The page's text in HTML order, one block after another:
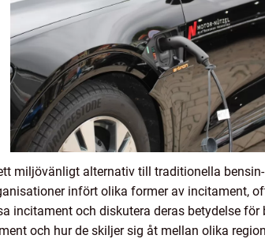
miljövänligt alternativ till traditionella
infört olika former av incitament,
incitament och diskutera deras betydelse
och hur de skiljer sig åt mellan olika